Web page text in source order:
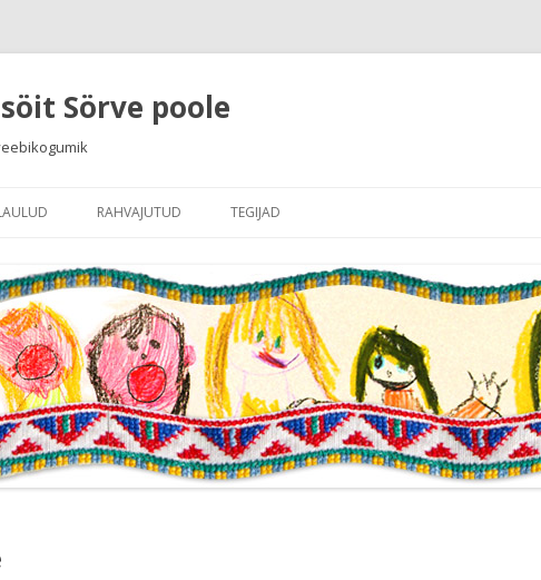
Sörve poole
JA MÄNGUDE NIMEKIRI
RAHVAJUTUD
KEELELINE SISSEJUHATUS
RAHVAJUTTUDELE
RAHVAJUTTUDE NIMEKIRI
TEGIJAD